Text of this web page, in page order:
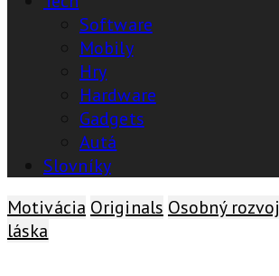
Software
Mobily
Hry
Hardware
Gadgets
Autá
Slovníky
Motivácia Originals Osobný rozvoj
láska